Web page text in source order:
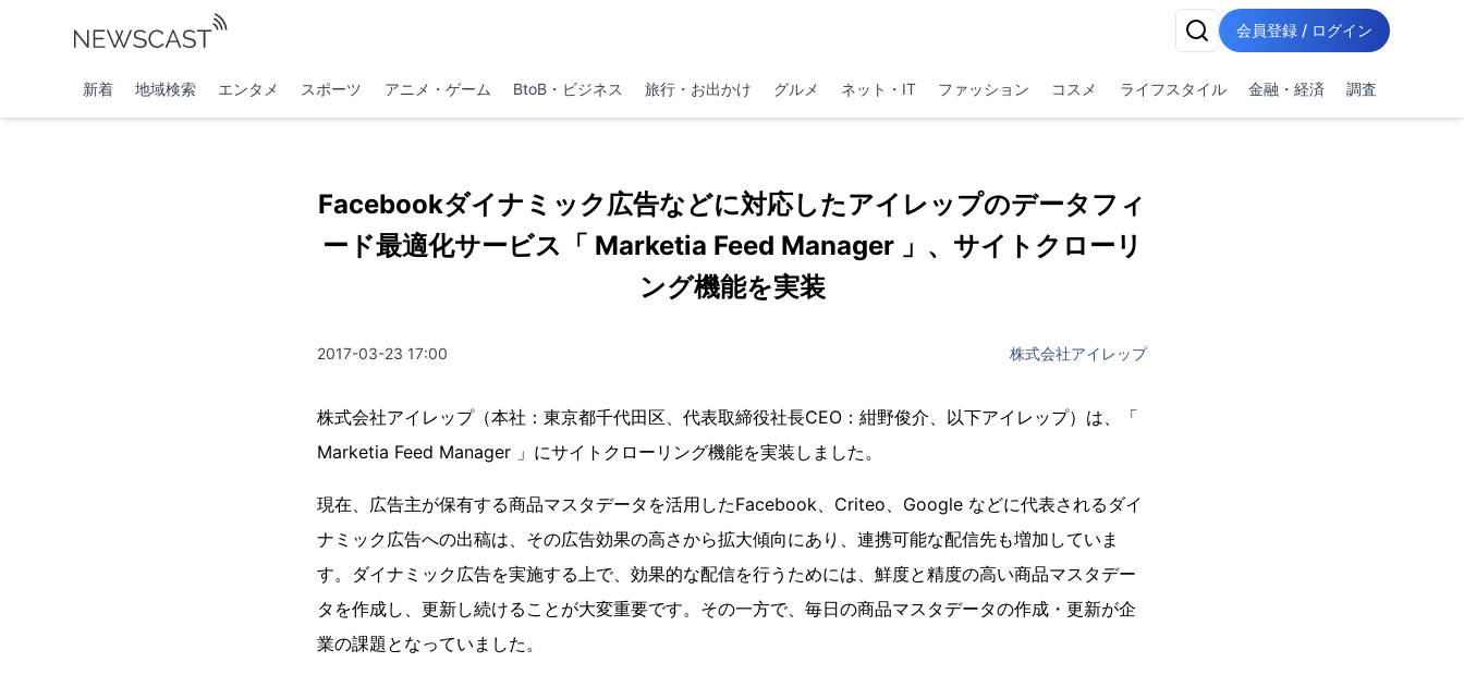
会員登録 / ログイン
新着 地域検索 エンタメ スポーツ アニメ・ゲーム BtoB・ビジネス 旅行・お出かけ グルメ ネット・IT ファッション コスメ ライフスタイル 金融・経済 調査
Facebookダイナミック広告などに対応したアイレップのデータフィ
ード最適化サービス「 Marketia Feed Manager 」、サイトクローリ
ング機能を実装
2017-03-23 17:00 株式会社アイレップ
株式会社アイレップ（本社：東京都千代田区、代表取締役社長CEO：紺野俊介、以下アイレップ）は、「
Marketia Feed Manager 」にサイトクローリング機能を実装しました。
現在、広告主が保有する商品マスタデータを活用したFacebook、Criteo、Google などに代表されるダイ
ナミック広告への出稿は、その広告効果の高さから拡大傾向にあり、連携可能な配信先も増加していま
す。ダイナミック広告を実施する上で、効果的な配信を行うためには、鮮度と精度の高い商品マスタデー
タを作成し、更新し続けることが大変重要です。その一方で、毎日の商品マスタデータの作成・更新が企
業の課題となっていました。